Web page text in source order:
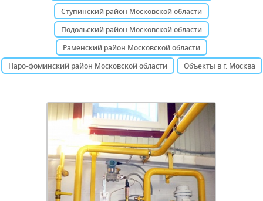
Ступинский район Московской области
Подольский район Московской области
Раменский район Московской области
Наро-фоминский район Московской области
Объекты в г. Москва